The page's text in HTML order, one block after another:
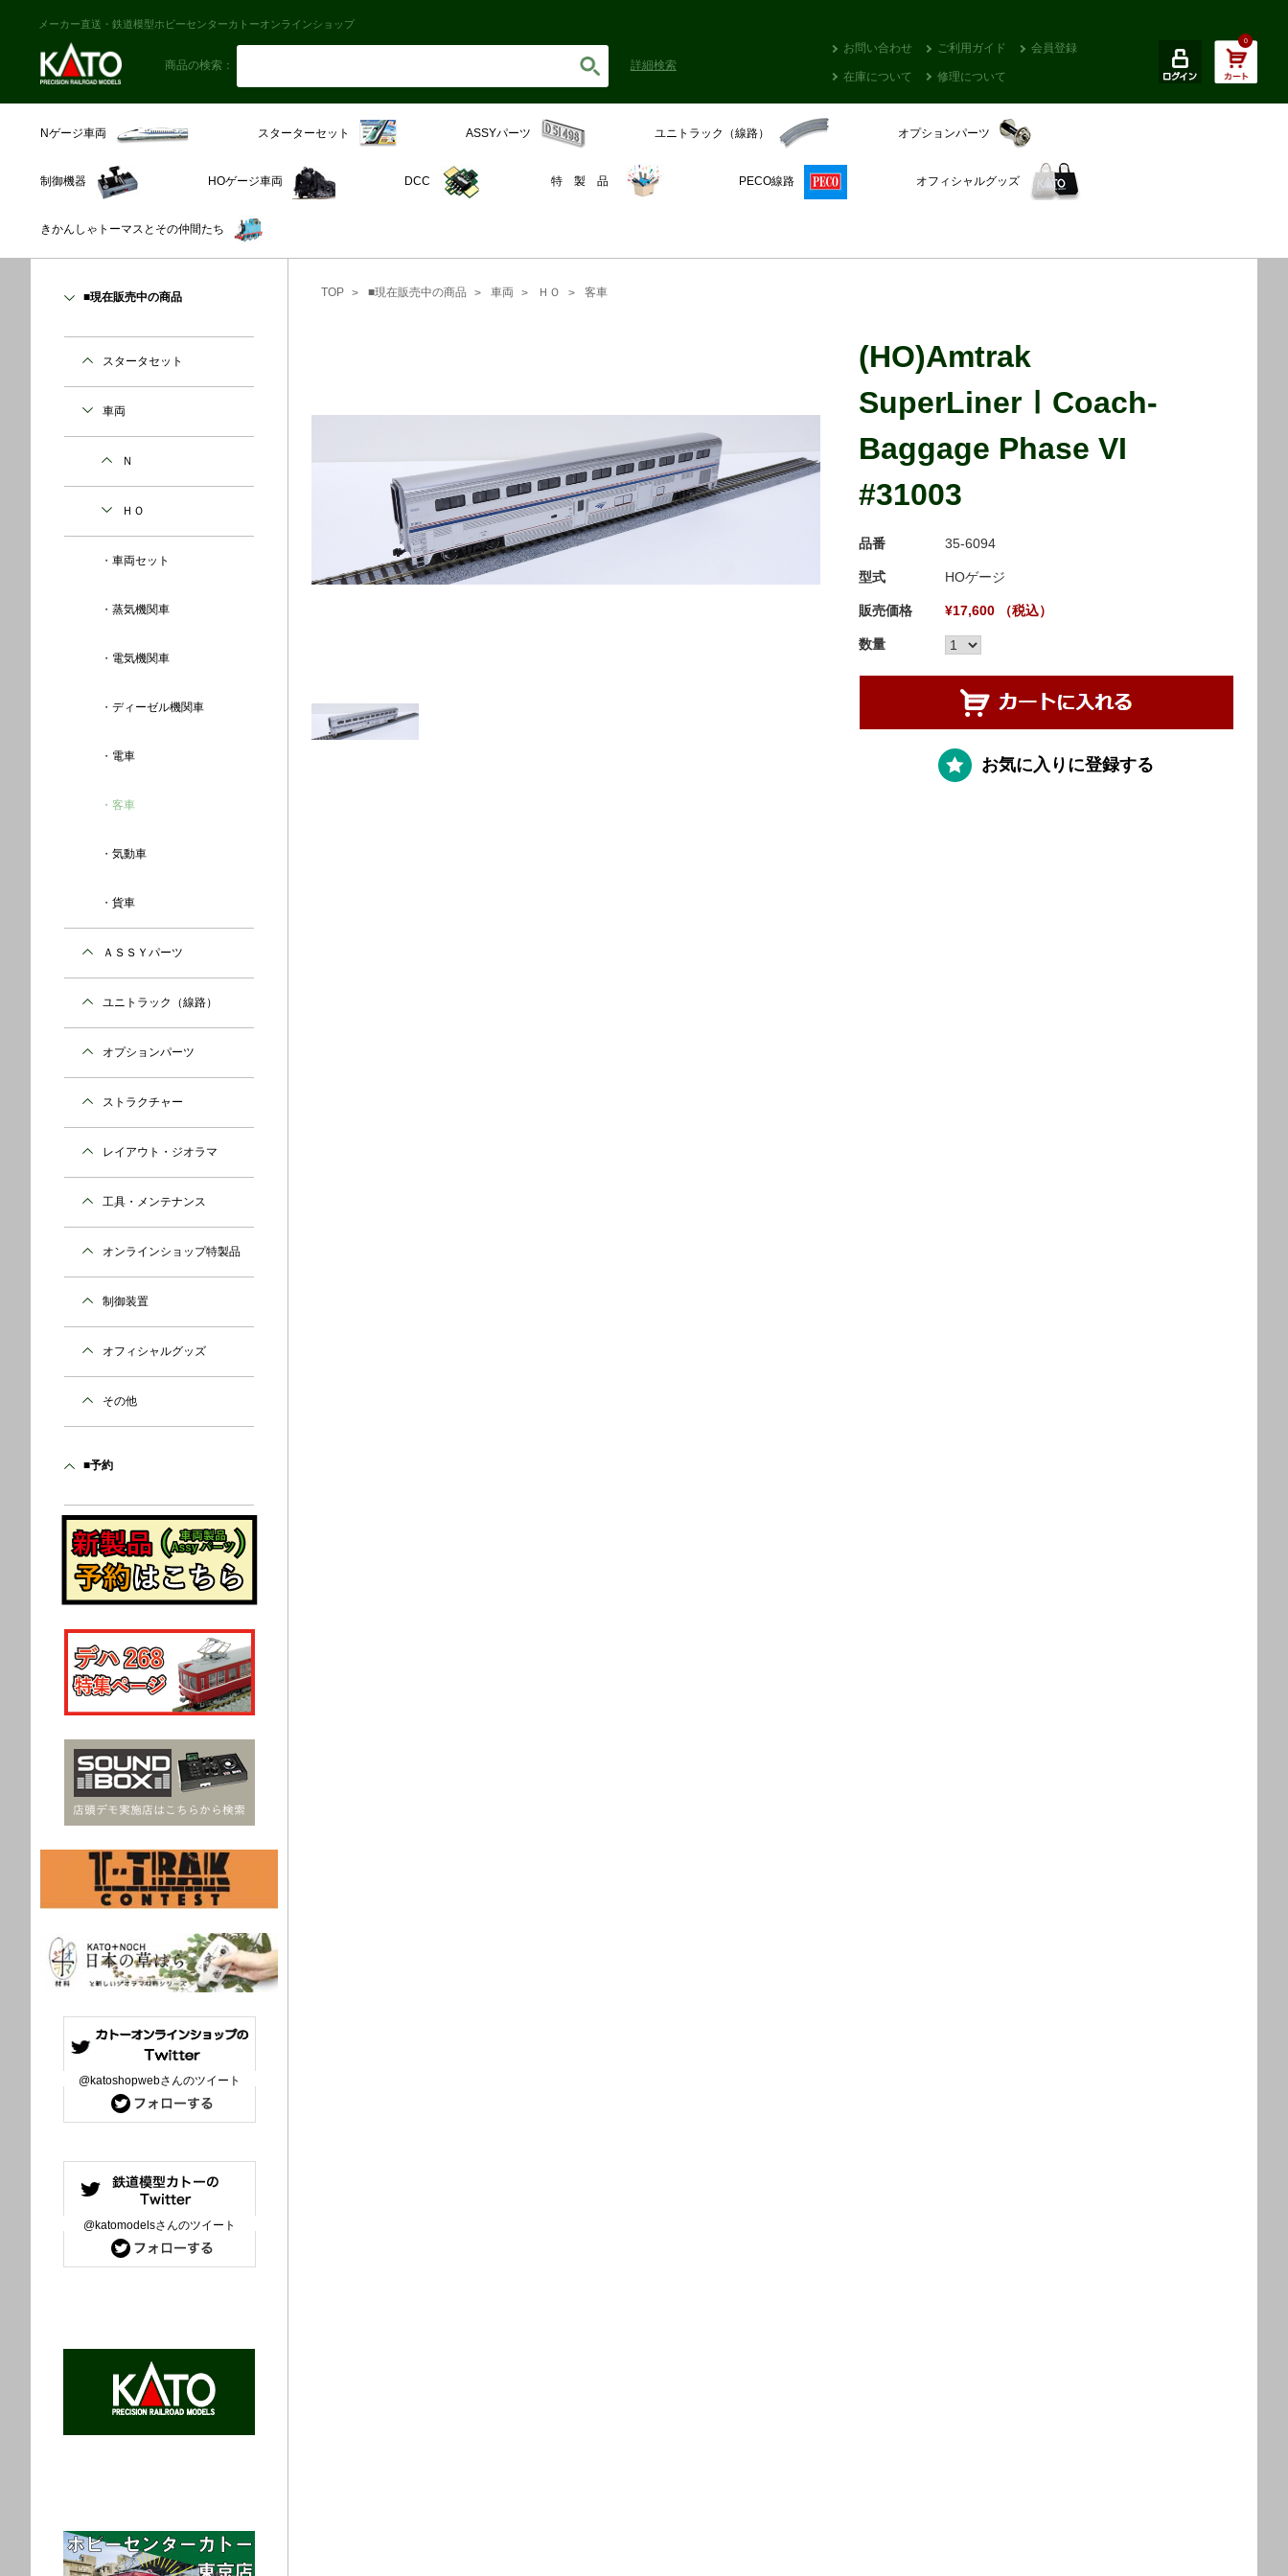
メーカー直送・鉄道模型ホビーセンターカトーオンラインショップ
商品の検索： 詳細検索
お問い合わせ ご利用ガイド 会員登録
在庫について 修理について
0
Nゲージ車両 スターターセット ASSYパーツ ユニトラック（線路） オプションパーツ
制御機器 HOゲージ車両 DCC 特 製 品 PECO線路 オフィシャルグッズ
きかんしゃトーマスとその仲間たち
TOP ■現在販売中の商品 車両 ＨＯ 客車
(HO)Amtrak
SuperLinerⅠCoach-
Baggage Phase VI
#31003
品番 35-6094
型式 HOゲージ
販売価格 ¥17,600 （税込）
数量
お気に入りに登録する
■現在販売中の商品
スタータセット
車両
Ｎ
ＨＯ
車両セット
蒸気機関車
電気機関車
ディーゼル機関車
電車
客車
気動車
貨車
ＡＳＳＹパーツ
ユニトラック（線路）
オプションパーツ
ストラクチャー
レイアウト・ジオラマ
工具・メンテナンス
オンラインショップ特製品
制御装置
オフィシャルグッズ
その他
■予約
@katoshopwebさんのツイート
@katomodelsさんのツイート